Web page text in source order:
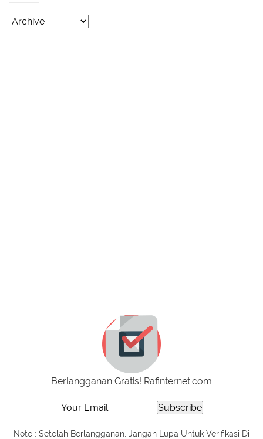
Berlangganan Gratis! Rafinternet.com
Note : Setelah Berlangganan, Jangan Lupa Untuk Verifikasi Di